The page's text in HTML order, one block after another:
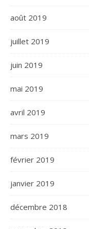
août 2019
juillet 2019
juin 2019
mai 2019
avril 2019
mars 2019
février 2019
janvier 2019
décembre 2018